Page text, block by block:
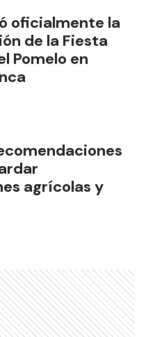
oficialmente la
de la Fiesta
Pomelo en
agrícolas y